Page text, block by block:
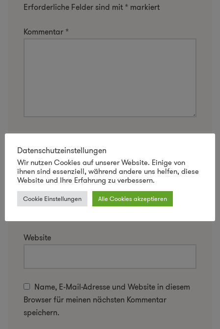
Erforderliche Felder sind mit * markiert
Kommentar *
E-Mail-Adresse*
Website
Name, E-Mail-Adresse und Website in diesem
Browser für meinen nächsten Kommentar
speichern.
Datenschutzeinstellungen
Wir nutzen Cookies auf unserer Website. Einige von
ihnen sind essenziell, während andere uns helfen, diese
Website und Ihre Erfahrung zu verbessern.
Cookie Einstellungen Alle Cookies akzeptieren